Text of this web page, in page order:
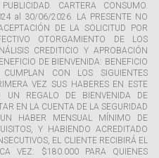
CARTERA CONSUMO.
al 30/06/2026. LA PRESENTE NO
DE LA SOLICITUD POR
OTORGAMIENTO DE LOS
CREDITICIO Y APROBACIÓN
DE BIENVENIDA: BENEFICIO
CON LOS SIGUIENTES
VEZ SUS HABERES EN ESTE
REGALO DE BIENVENIDA DE
EN LA CUENTA DE LA SEGURIDAD
HABER MENSUAL MÍNIMO DE
Y HABIENDO ACREDITADO
EL CLIENTE RECIBIRÁ EL
VEZ: $180.000 PARA QUIENES